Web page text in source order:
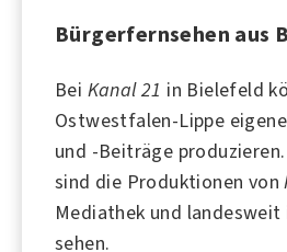
Bürgerfernsehen aus
Bei Kanal 21 in Bielefeld
Ostwestfalen-Lippe
und -Beiträge
sind die Produktionen von
Mediathek und landesweit
sehen.